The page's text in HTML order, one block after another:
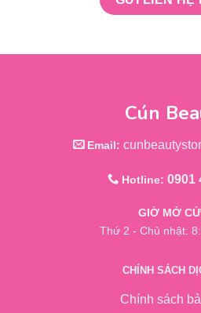
Cún
Email:
Hotline: 0901
GIỜ MỞ
Thứ 2 - Chủ nhật:
CHÍNH SÁCH
Chính sách